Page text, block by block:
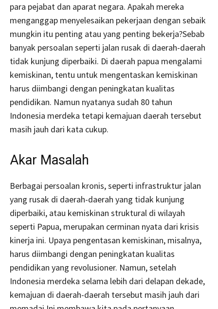
para pejabat dan aparat negara. Apakah mereka
menganggap menyelesaikan pekerjaan dengan sebaik
mungkin itu penting atau yang penting bekerja?Sebab
banyak persoalan seperti jalan rusak di daerah-daerah
tidak kunjung diperbaiki. Di daerah papua mengalami
kemiskinan, tentu untuk mengentaskan kemiskinan
harus diimbangi dengan peningkatan kualitas
pendidikan. Namun nyatanya sudah 80 tahun
Indonesia merdeka tetapi kemajuan daerah tersebut
masih jauh dari kata cukup.
Akar Masalah
Berbagai persoalan kronis, seperti infrastruktur jalan
yang rusak di daerah-daerah yang tidak kunjung
diperbaiki, atau kemiskinan struktural di wilayah
seperti Papua, merupakan cerminan nyata dari krisis
kinerja ini. Upaya pengentasan kemiskinan, misalnya,
harus diimbangi dengan peningkatan kualitas
pendidikan yang revolusioner. Namun, setelah
Indonesia merdeka selama lebih dari delapan dekade,
kemajuan di daerah-daerah tersebut masih jauh dari